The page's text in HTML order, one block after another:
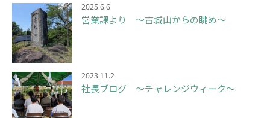
2025.6.6
営業課より ～古城山からの眺め～
2023.11.2
社長ブログ ～チャレンジウィーク～